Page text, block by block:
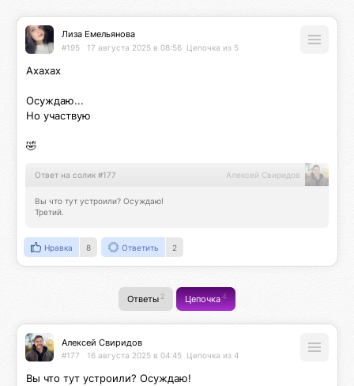
Лиза Емельянова
#195 17 августа 2025 в 08:56 Цепочка из 5
Ахахах
Осуждаю...
Но участвую
🤣
Ответ на солик #177 Алексей Свиридов
Вы что тут устроили? Осуждаю!
Третий.
Нравка 8 Ответить 2
Ответы 2 Цепочка4
Алексей Свиридов
#177 16 августа 2025 в 04:45 Цепочка из 4
Вы что тут устроили? Осуждаю!